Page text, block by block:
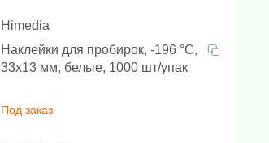
Himedia
Наклейки для пробирок, -196 °C,
33x13 мм, белые, 1000 шт/упак
Под заказ